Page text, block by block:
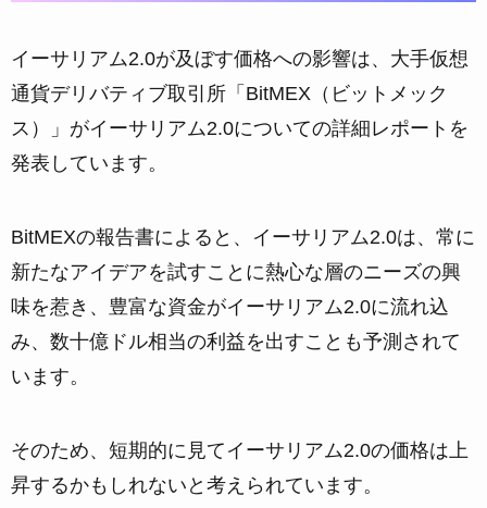
イーサリアム2.0が及ぼす価格への影響は、大手仮想
通貨デリバティブ取引所「BitMEX（ビットメック
ス）」がイーサリアム2.0についての詳細レポートを
発表しています。
BitMEXの報告書によると、イーサリアム2.0は、常に
新たなアイデアを試すことに熱心な層のニーズの興
味を惹き、豊富な資金がイーサリアム2.0に流れ込
み、数十億ドル相当の利益を出すことも予測されて
います。
そのため、短期的に見てイーサリアム2.0の価格は上
昇するかもしれないと考えられています。